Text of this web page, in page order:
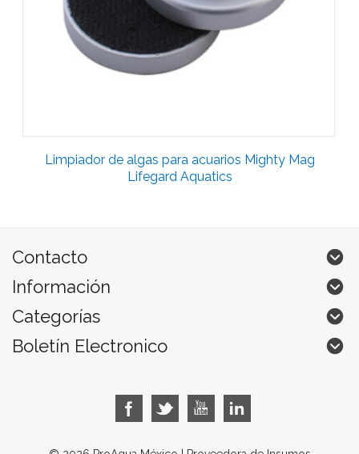
Limpiador de algas para acuarios Mighty Mag
Lifegard Aquatics
Contacto
Información
Categorías
Boletín Electronico